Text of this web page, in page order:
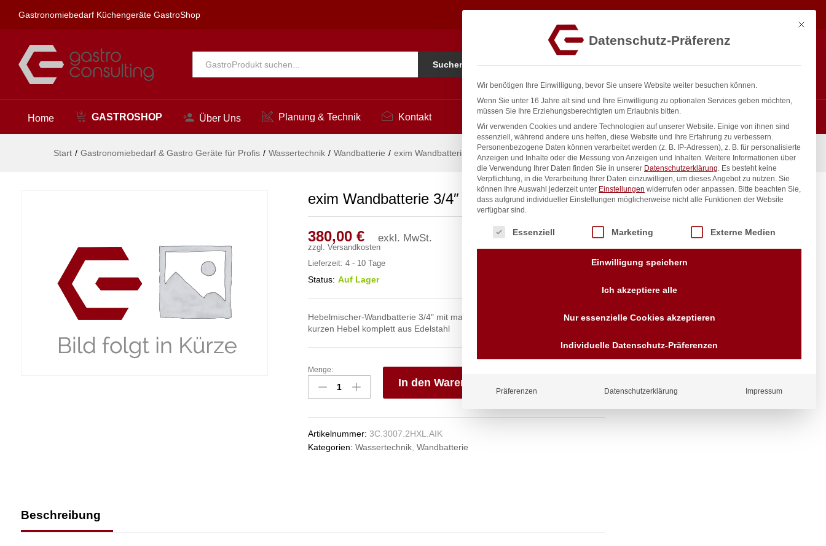
Gastronomiebedarf Küchengeräte GastroShop
Alle Suchen
Home GASTROSHOP Über Uns Planung & Technik Kontakt
Start / Gastronomiebedarf & Gastro Geräte für Profis / Wassertechnik / Wandbatterie / exim Wandbatterie 3/4″
exim Wandbatterie 3/4″
380,00 € exkl. MwSt.
zzgl. Versandkosten
Lieferzeit: 4 - 10 Tage
Status: Auf Lager
Hebelmischer-Wandbatterie 3/4″ mit massivem Rohr-Schwenkauslauf und
kurzen Hebel komplett aus Edelstahl
exim
Wandbatterie
3/4"
Menge:
In den Warenkorb
Artikelnummer: 3C.3007.2HXL.AIK
Kategorien: Wassertechnik, Wandbatterie
Beschreibung
inkl. / exkl. MwSt.
Anfragen
Wir sind seit über 40 Jahren
für Sie da
Vorrauskasse Paypal,
Kreditkarte, Direkt
Beschreibung 380,00€ exkl. MwSt. In den Warenkorb
Mit
Datenschutz-Präferenz
Wir benötigen Ihre Einwilligung, bevor Sie unsere Website weiter besuchen können.
Wenn Sie unter 16 Jahre alt sind und Ihre Einwilligung zu optionalen Services geben möchten,
müssen Sie Ihre Erziehungsberechtigten um Erlaubnis bitten.
Wir verwenden Cookies und andere Technologien auf unserer Website. Einige von ihnen sind
essenziell, während andere uns helfen, diese Website und Ihre Erfahrung zu verbessern.
Personenbezogene Daten können verarbeitet werden (z. B. IP-Adressen), z. B. für personalisierte
Anzeigen und Inhalte oder die Messung von Anzeigen und Inhalten. Weitere Informationen über
die Verwendung Ihrer Daten finden Sie in unserer Datenschutzerklärung. Es besteht keine
Verpflichtung, in die Verarbeitung Ihrer Daten einzuwilligen, um dieses Angebot zu nutzen. Sie
können Ihre Auswahl jederzeit unter Einstellungen widerrufen oder anpassen. Bitte beachten Sie,
dass aufgrund individueller Einstellungen möglicherweise nicht alle Funktionen der Website
verfügbar sind.
Es folgt eine Liste der Service-Gruppen, für die eine Einwilligung erteilt werden kann.
Essenziell Marketing Externe Medien
Einwilligung speichern
Ich akzeptiere alle
Nur essenzielle Cookies akzeptieren
Individuelle Datenschutz-Präferenzen
Präferenzen Datenschutzerklärung Impressum